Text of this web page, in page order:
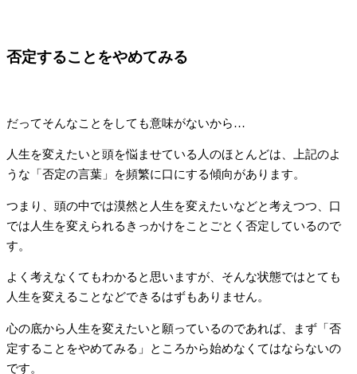
否定することをやめてみる
だってそんなことをしても意味がないから…
人生を変えたいと頭を悩ませている人のほとんどは、上記のよ
うな「否定の言葉」を頻繁に口にする傾向があります。
つまり、頭の中では漠然と人生を変えたいなどと考えつつ、口
では人生を変えられるきっかけをことごとく否定しているので
す。
よく考えなくてもわかると思いますが、そんな状態ではとても
人生を変えることなどできるはずもありません。
心の底から人生を変えたいと願っているのであれば、まず「否
定することをやめてみる」ところから始めなくてはならないの
です。